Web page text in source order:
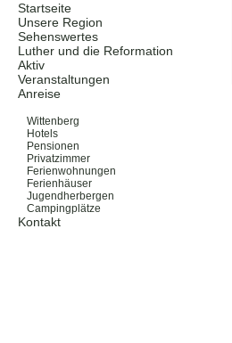
Startseite
Unsere Region
Sehenswertes
Luther und die Reformation
Aktiv
Veranstaltungen
Anreise
Wittenberg
Hotels
Pensionen
Privatzimmer
Ferienwohnungen
Ferienhäuser
Jugendherbergen
Campingplätze
Kontakt